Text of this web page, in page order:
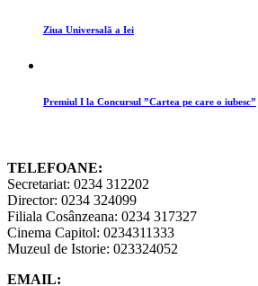
Ziua Universală a Iei
Premiul I la Concursul ”Cartea pe care o iubesc”
TELEFOANE:
Secretariat: 0234 312202
Director: 0234 324099
Filiala Cosânzeana: 0234 317327
Cinema Capitol: 0234311333
Muzeul de Istorie: 023324052
EMAIL: